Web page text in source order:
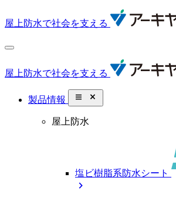
屋上防水で社会を支える
屋上防水で社会を支える
製品情報 close_small
屋上防水
塩ビ樹脂系防水シート
chevron_right